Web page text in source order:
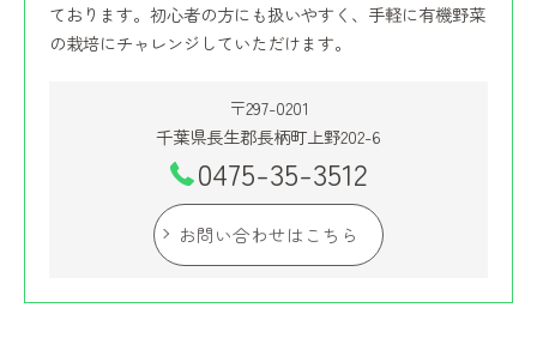
ております。初心者の方にも扱いやすく、手軽に有機野菜
の栽培にチャレンジしていただけます。
〒297-0201
千葉県長生郡長柄町上野202-6
0475-35-3512
お問い合わせはこちら